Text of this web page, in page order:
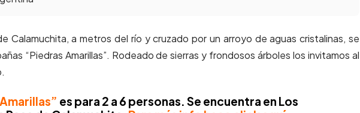
Calamuchita, a metros del río y cruzado por un arroyo de aguas cristalinas, se
“Piedras Amarillas”. Rodeado de sierras y frondosos árboles los invitamos al
es para 2 a 6 personas. Se encuentra en Los